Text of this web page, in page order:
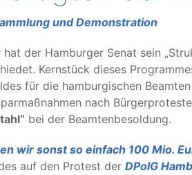
und Demonstration
hat der Hamburger Senat sein
Kernstück dieses
für die hamburgischen
nach
bei der Beamtenbesoldung.
wir sonst so einfach 100 Mio.
auf den Protest der DPolG